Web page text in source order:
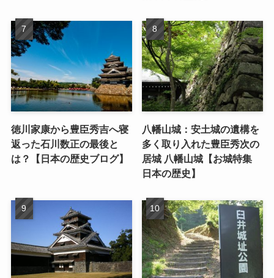
徳川家康から豊臣秀吉へ寝
返った石川数正の最後と
は？【日本の歴史ブログ】
八幡山城：安土城の遺構を
多く取り入れた豊臣秀次の
居城 八幡山城【お城特集
日本の歴史】